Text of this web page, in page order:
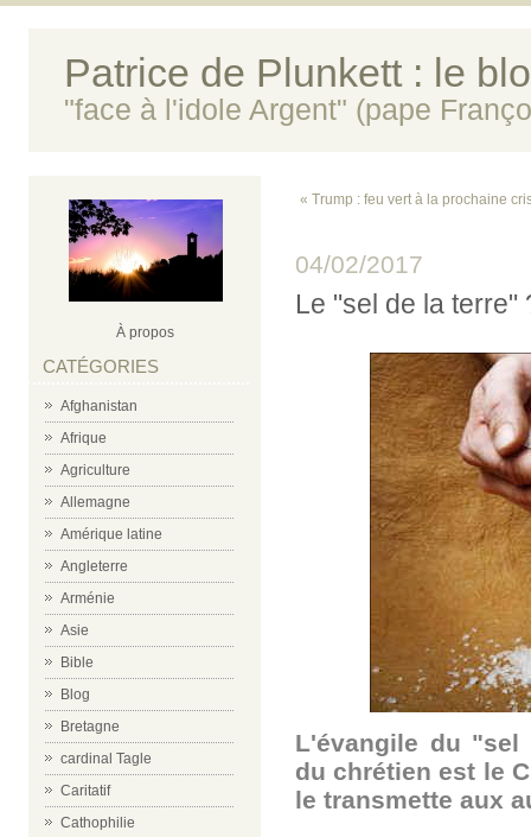
Patrice de Plunkett : le
"face à l'idole Argent" (pape
À propos
CATÉGORIES
Afghanistan
Afrique
Agriculture
Allemagne
Amérique latine
Angleterre
Arménie
Asie
Bible
Blog
Bretagne
cardinal Tagle
Caritatif
Cathophilie
« Trump : feu vert à la prochaine
04/02/2017
Le "sel de la terre"
L'évangile du
du chrétien est le
le transmette aux